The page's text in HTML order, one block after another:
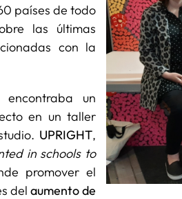
países de todo
las últimas
con la
un
en un taller
UPRIGHT,
in schools to
promover el
del aumento de